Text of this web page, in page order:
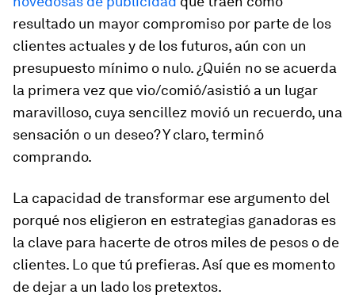
resultado un mayor compromiso por parte de los
clientes actuales y de los futuros, aún con un
presupuesto mínimo o nulo. ¿Quién no se acuerda
la primera vez que vio/comió/asistió a un lugar
maravilloso, cuya sencillez movió un recuerdo, una
sensación o un deseo? Y claro, terminó
comprando.
La capacidad de transformar ese argumento del
porqué nos eligieron en estrategias ganadoras es
la clave para hacerte de otros miles de pesos o de
clientes. Lo que tú prefieras. Así que es momento
de dejar a un lado los pretextos.